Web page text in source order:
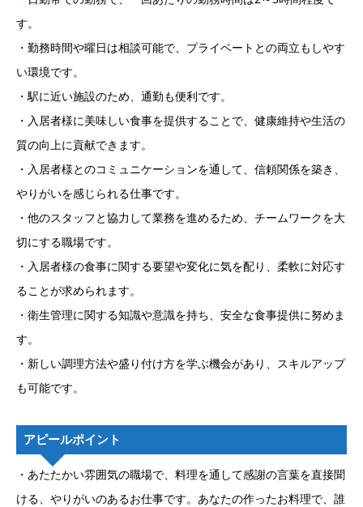
す。
・勤務時間や曜日は相談可能で、プライベートとの両立もしやす
い環境です。
・駅に近い施設のため、通勤も便利です。
・入居者様に美味しい食事を提供することで、健康維持や生活の
質の向上に貢献できます。
・入居者様とのコミュニケーションを通して、信頼関係を築き、
やりがいを感じられる仕事です。
・他のスタッフと協力して業務を進めるため、チームワークを大
切にする職場です。
・入居者様の食事に関する要望や変化に気を配り、柔軟に対応す
ることが求められます。
・衛生管理に関する知識や意識を持ち、安全な食事提供に努めま
す。
・新しい調理方法や盛り付け方を学ぶ機会があり、スキルアップ
も可能です。
アピールポイント
・あたたかい雰囲気の職場で、料理を通して感謝の言葉を直接聞
ける、やりがいのあるお仕事です。あなたの作ったお料理で、誰